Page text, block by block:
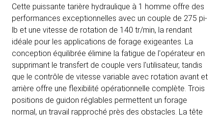
Cette puissante tarière hydraulique à 1 homme offre des
performances exceptionnelles avec un couple de 275 pi-
lb et une vitesse de rotation de 140 tr/min, la rendant
idéale pour les applications de forage exigeantes. La
conception équilibrée élimine la fatigue de l'opérateur en
supprimant le transfert de couple vers l'utilisateur, tandis
que le contrôle de vitesse variable avec rotation avant et
arrière offre une flexibilité opérationnelle complète. Trois
positions de guidon réglables permettent un forage
normal, un travail rapproché près des obstacles. La tête